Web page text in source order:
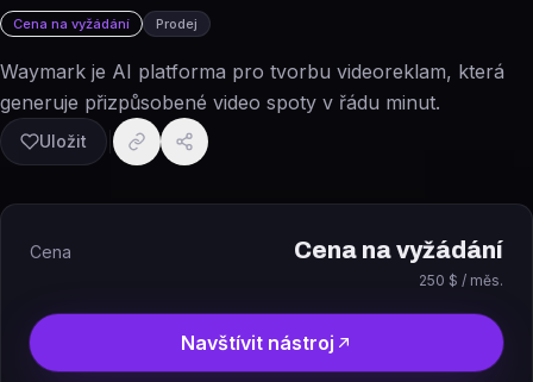
Cena na vyžádání Prodej
Waymark je AI platforma pro tvorbu videoreklam, která
generuje přizpůsobené video spoty v řádu minut.
Uložit
Cena Cena na vyžádání
250 $ / měs.
Navštívit nástroj